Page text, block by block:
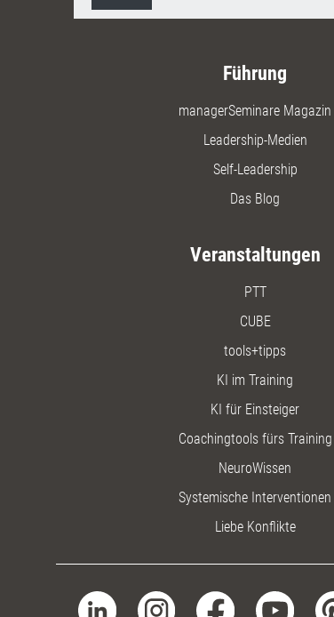
Führung
managerSeminare Magazin
Leadership-Medien
Self-Leadership
Das Blog
Veranstaltungen
PTT
CUBE
tools+tipps
KI im Training
KI für Einsteiger
Coachingtools fürs Training
NeuroWissen
Systemische Interventionen
Liebe Konflikte